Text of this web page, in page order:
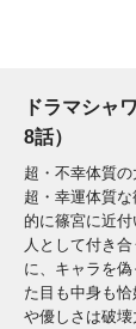
ドラマシャ
8話）
超・不幸体質
超・幸運体質
的に篠宮に近
人として付き
に、キャラを
た目も中身も
や優しさは破壊